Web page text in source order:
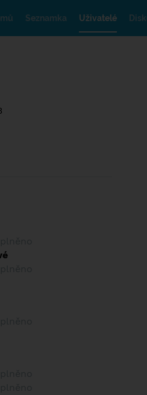
Seznamka Uživatelé